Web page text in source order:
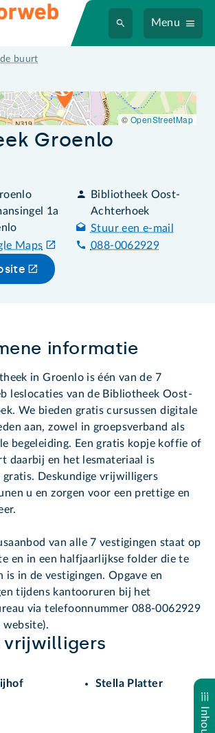
Menu
buurt
Groenlo
Groenlo
1a
Maps
Bibliotheek Oost-
Achterhoek
Stuur een e-mail
088-0062929
©OpenStreetMap
informatie
in Groenlo is één van de 7
leslocaties van de Bibliotheek Oost-
We bieden gratis cursussen digitale
aan, zowel in groepsverband als
begeleiding. Een gratis kopje koffie of
daarbij en het lesmateriaal is
gratis. Deskundige vrijwilligers
u en zorgen voor een prettige en
van alle 7 vestigingen staat op
en in een halfjaarlijkse folder die te
is in de vestigingen. Opgave en
tijdens kantooruren bij het
via telefoonnummer 088-0062929
website).
vrijwilligers
Stella Platter